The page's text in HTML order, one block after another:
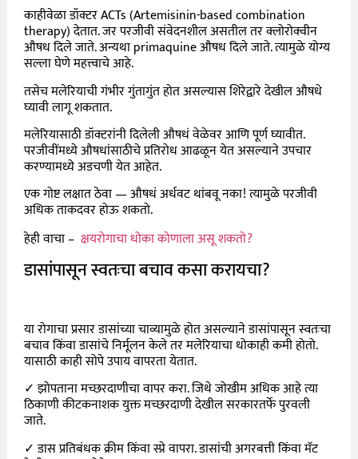
काहीवेळा डॉक्टर ACTs (Artemisinin-based combination
therapy) देतात. जर परजीवी संवेदनशील असतील तर क्लोरोक्वीन
औषध दिले जाते. अन्यथा primaquine औषध दिले जाते. त्यामुळे योग्य
सल्ला घेणे महत्त्वाचे आहे.
तसेच मलेरियाची गंभीर गुंतागुंत होत असल्यास शिरेद्वारे देखील औषधे
घ्यावी लागू शकतात.
मलेरियासाठी डॉक्टरांनी दिलेली औषधं वेळेवर आणि पूर्ण घ्यावीत.
परजीवींमध्ये औषधांसाठीचे प्रतिरोध आढळून येत असल्याने उपचार
करण्यामध्ये अडचणी येत आहेत.
एक गोष्ट लक्षात ठेवा — औषधं अर्धवट थांबवू नका! त्यामुळे परजीवी
अधिक ताकदवर होऊ शकतो.
हेही वाचा –क्षयरोगाचा धोका कोणाला असू शकतो?
डासांपासून स्वतःचा बचाव कसा करायचा?
या रोगाचा प्रसार डासांच्या चाव्यामुळे होत असल्याने डासांपासून स्वतःचा
बचाव किंवा डासांचे निर्मूलन केले तर मलेरियाचा धोकाही कमी होतो.
यासाठी काही सोपे उपाय वापरता येतात.
✓ झोपताना मच्छरदाणीचा वापर करा. जिथे जोखीम अधिक आहे त्या
ठिकाणी कीटकनाशक युक्त मच्छरदाणी देखील सरकारतर्फे पुरवली
जाते.
✓ डास प्रतिबंधक क्रीम किंवा स्प्रे वापरा. डासांची अगरबत्ती किंवा मॅट